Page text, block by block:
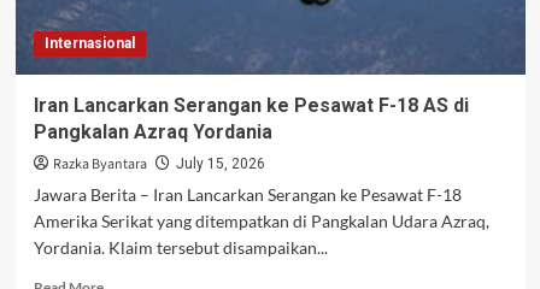
Internasional
Iran Lancarkan Serangan ke Pesawat F-18 AS di
Pangkalan Azraq Yordania
Razka Byantara July 15, 2026
Jawara Berita – Iran Lancarkan Serangan ke Pesawat F-18
Amerika Serikat yang ditempatkan di Pangkalan Udara Azraq,
Yordania. Klaim tersebut disampaikan...
Read